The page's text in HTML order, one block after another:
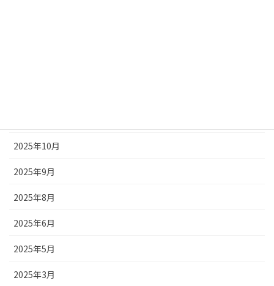
2025年10月
2025年9月
2025年8月
2025年6月
2025年5月
2025年3月